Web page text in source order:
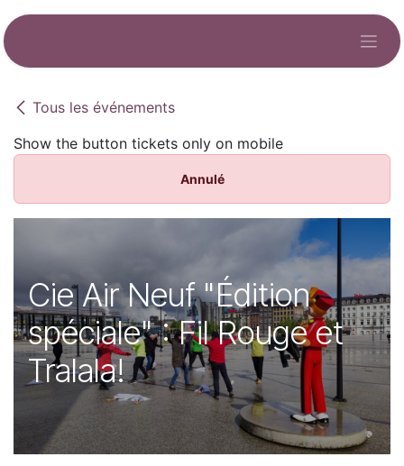
Se rendre au contenu
Tous les événements
Show the button tickets only on mobile
Annulé
Cie Air Neuf "Édition
spéciale" : Fil Rouge et
Tralala!